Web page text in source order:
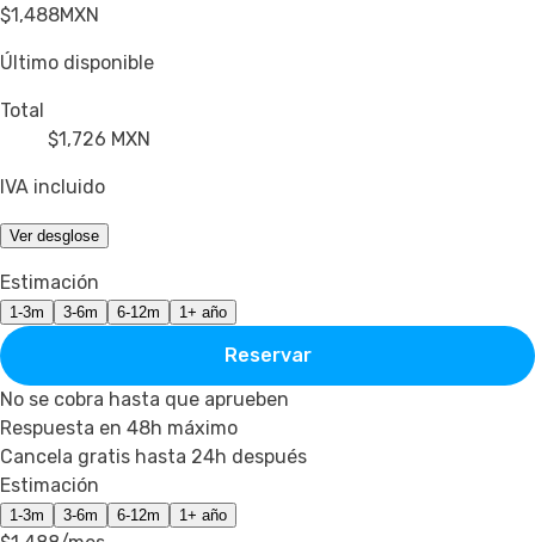
$1,488MXN
Último disponible
Total
$1,726 MXN
IVA incluido
Ver desglose
Estimación
1-3m 3-6m 6-12m 1+ año
Reservar
No se cobra hasta que aprueben
Respuesta en 48h máximo
Cancela gratis hasta 24h después
Estimación
1-3m 3-6m 6-12m 1+ año